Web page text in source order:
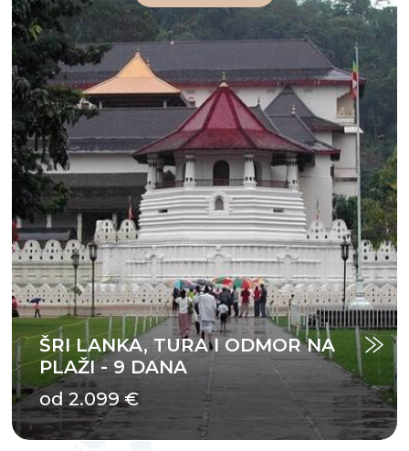
ŠRI LANKA, TURA I ODMOR NA
PLAŽI - 9 DANA
od 2.099 €